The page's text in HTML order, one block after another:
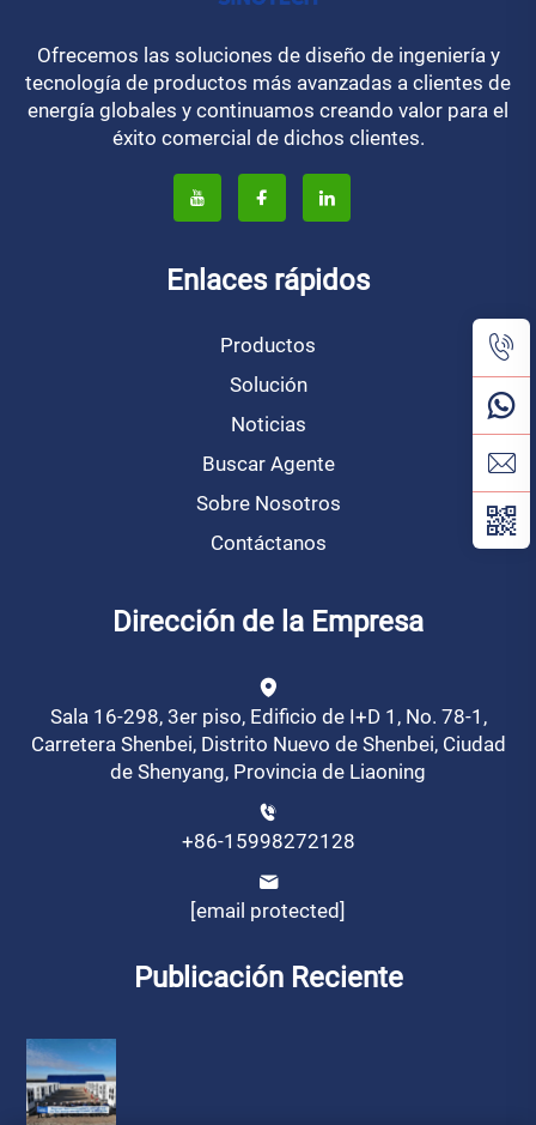
Ofrecemos las soluciones de diseño de ingeniería y
tecnología de productos más avanzadas a clientes de
energía globales y continuamos creando valor para el
éxito comercial de dichos clientes.
Enlaces rápidos
Productos
Solución
Noticias
Buscar Agente
Sobre Nosotros
Contáctanos
Dirección de la Empresa
Sala 16-298, 3er piso, Edificio de I+D 1, No. 78-1,
Carretera Shenbei, Distrito Nuevo de Shenbei, Ciudad
de Shenyang, Provincia de Liaoning
+86-15998272128
[email protected]
Publicación Reciente